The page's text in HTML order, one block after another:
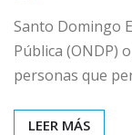
Santo Domingo
Pública (ONDP)
personas que
LEER MÁS